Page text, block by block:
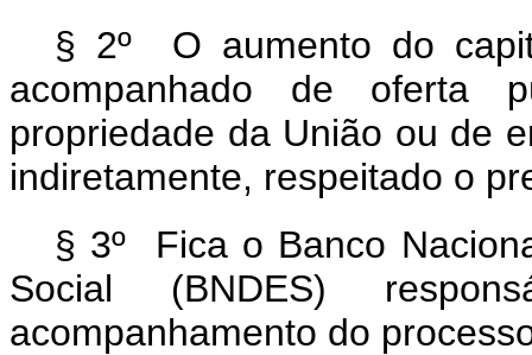
§ 2º O aumento do
acompanhado de oferta
propriedade da União ou de
indiretamente, respeitado o
§ 3º Fica o Banco
Social (BNDES)
acompanhamento do